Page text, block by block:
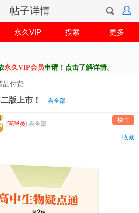
帖子详情
永久VIP 搜索 更多
永久VIP会员申请！点击了解详情。
品付费
版上市！ 看全部
楼主
(管理员) 看全部
收藏